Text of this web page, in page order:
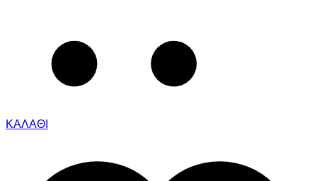
ΚΑΛΑΘΙ